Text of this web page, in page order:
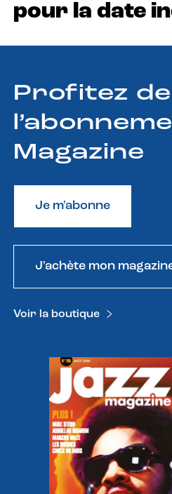
pour la date
Profitez de
Magazine
Je m'abonne
J'achète mon
Voir la boutique